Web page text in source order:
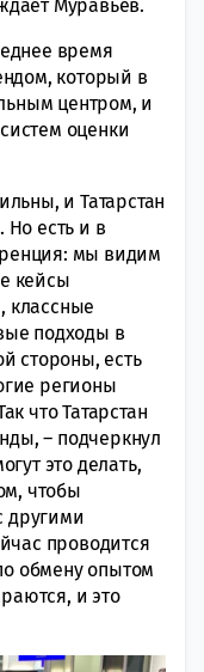
Муравьев.
время
который в
центром, и
оценки
и Татарстан
Но есть и в
мы видим
кейсы
классные
подходы в
стороны, есть
регионы
что Татарстан
– подчеркнул
это делать,
чтобы
другими
проводится
обмену опытом
и это